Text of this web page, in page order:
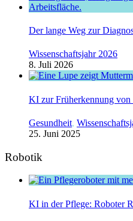
Der lange Weg zur
Wissenschaftsjahr 2026
8. Juli 2026
KI zur Früherkennung von
Gesundheit,
25. Juni 2025
Robotik
KI in der Pflege: Roboter